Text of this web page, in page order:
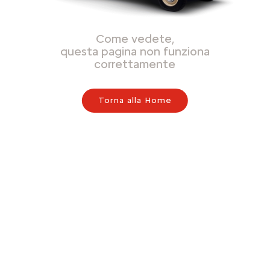
Come vedete,
questa pagina non funziona
correttamente
Torna alla Home